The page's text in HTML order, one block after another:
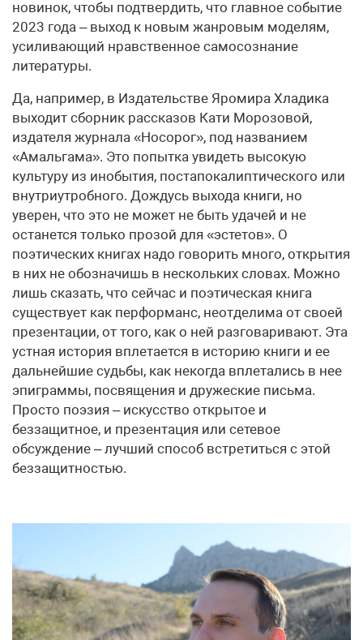
новинок, чтобы подтвердить, что главное событие
2023 года – выход к новым жанровым моделям,
усиливающий нравственное самосознание
литературы.
Да, например, в Издательстве Яромира Хладика
выходит сборник рассказов Кати Морозовой,
издателя журнала «Носорог», под названием
«Амальгама». Это попытка увидеть высокую
культуру из инобытия, постапокалиптического или
внутриутробного. Дождусь выхода книги, но
уверен, что это не может не быть удачей и не
останется только прозой для «эстетов». О
поэтических книгах надо говорить много, открытия
в них не обозначишь в нескольких словах. Можно
лишь сказать, что сейчас и поэтическая книга
существует как перформанс, неотделима от своей
презентации, от того, как о ней разговаривают. Эта
устная история вплетается в историю книги и ее
дальнейшие судьбы, как некогда вплетались в нее
эпиграммы, посвящения и дружеские письма.
Просто поэзия – искусство открытое и
беззащитное, и презентация или сетевое
обсуждение – лучший способ встретиться с этой
беззащитностью.